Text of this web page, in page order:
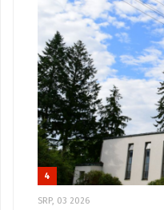
4
SRP, 03 2026